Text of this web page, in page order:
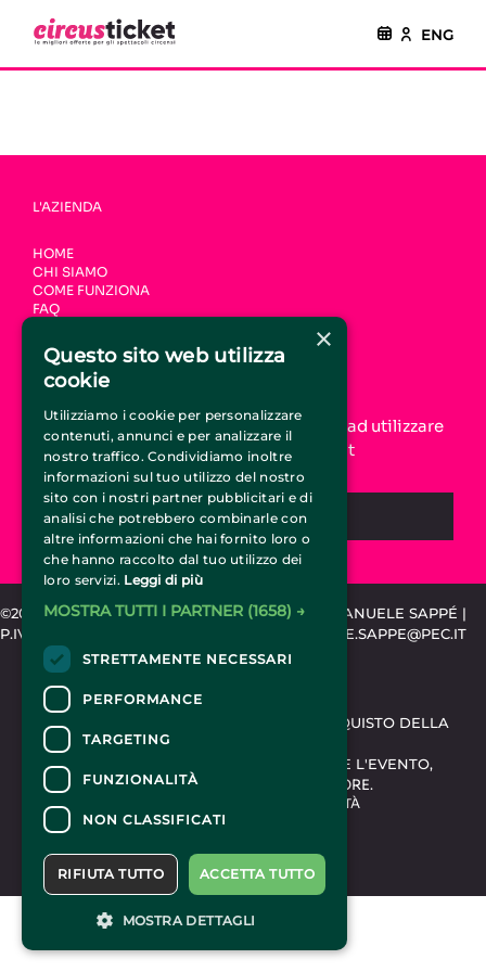
ENG
L'AZIENDA
HOME
CHI SIAMO
COME FUNZIONA
FAQ
UNISCITI A CIRCUSTICKET.IT
Aumenta la tua visibilità online e inizia ad utilizzare
il servizio di promozione CircusTicket.it
CHIEDI INFORMAZIONI
©2015-2024 CIRCUSTICKET.IT | SPEMCOM DI EMANUELE SAPPÉ |
P.IVA 11318020010 | REA TO-1203889 | EMANUELE.SAPPE@PEC.IT
CONTATTI
PER INFORMAZIONI E SUPPORTO ALL'ACQUISTO DELLA
BIGLIETTERIA
PER INFORMAZIONI SUL PROGRAMMA E L'EVENTO,
RIVOLGERSI ALL'
ORGANIZZATORE.
DICHIARAZIONE DI ACCESSIBILITÀ
×
Questo sito web utilizza
cookie
Utilizziamo i cookie per personalizzare
contenuti, annunci e per analizzare il
nostro traffico. Condividiamo inoltre
informazioni sul tuo utilizzo del nostro
sito con i nostri partner pubblicitari e di
analisi che potrebbero combinarle con
altre informazioni che hai fornito loro o
che hanno raccolto dal tuo utilizzo dei
loro servizi. Leggi di più
MOSTRA TUTTI I PARTNER (1658) →
STRETTAMENTE NECESSARI
PERFORMANCE
TARGETING
FUNZIONALITÀ
NON CLASSIFICATI
ACCETTA TUTTO
RIFIUTA TUTTO
MOSTRA DETTAGLI